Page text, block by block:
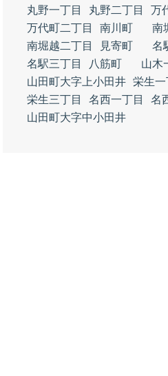
丸野一丁目
丸野二丁目
万
万代町二丁目
南川町
南
南堀越二丁目
見寄町 名
名駅三丁目
八筋町 山木
山田町大字上小田井 栄生一
栄生三丁目
名西一丁目
名
山田町大字中小田井